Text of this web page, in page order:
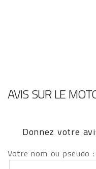
AVIS SUR LE
Donnez votre
Votre nom ou pseudo :